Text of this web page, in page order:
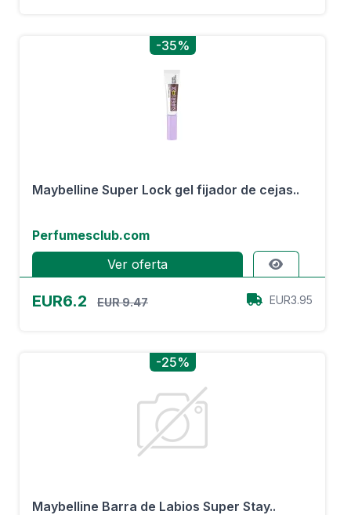
-35%
Maybelline Super Lock gel fijador de cejas..
Perfumesclub.com
Ver oferta
EUR6.2 EUR 9.47 EUR3.95
-25%
Maybelline Barra de Labios Super Stay..